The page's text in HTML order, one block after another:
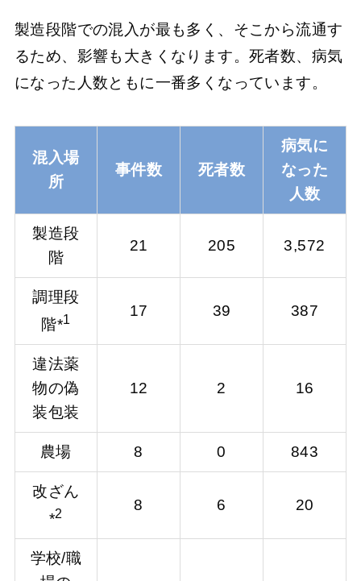
製造段階での混入が最も多く、そこから流通す
るため、影響も大きくなります。死者数、病気
になった人数ともに一番多くなっています。
混入場
所
事件数 死者数
病気に
なった
人数
製造段
階
21 205 3,572
調理段
階*1
17 39 387
違法薬
物の偽
装包装
12 2 16
農場 8 0 843
改ざん
*2
8 6 20
学校/職